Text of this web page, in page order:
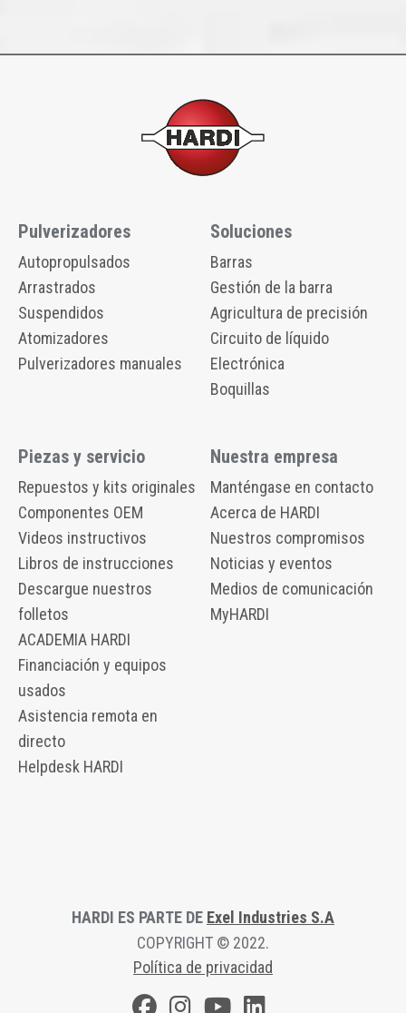
Pulverizadores
Autopropulsados
Arrastrados
Suspendidos
Atomizadores
Pulverizadores manuales
Soluciones
Barras
Gestión de la barra
Agricultura de precisión
Circuito de líquido
Electrónica
Boquillas
Piezas y servicio
Repuestos y kits originales
Componentes OEM
Videos instructivos
Libros de instrucciones
Descargue nuestros
folletos
ACADEMIA HARDI
Financiación y equipos
usados
Asistencia remota en
directo
Helpdesk HARDI
Nuestra empresa
Manténgase en contacto
Acerca de HARDI
Nuestros compromisos
Noticias y eventos
Medios de comunicación
MyHARDI
HARDI ES PARTE DE Exel Industries S.A
COPYRIGHT © 2022.
Política de privacidad